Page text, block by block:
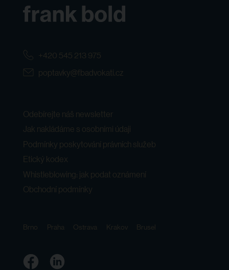
+420 545 213 975
poptavky@fbadvokati.cz
Odebírejte náš newsletter
Jak nakládáme s osobními údaji
Podmínky poskytování právních služeb
Etický kodex
Whistleblowing: jak podat oznámení
Obchodní podmínky
Brno Praha Ostrava Krakov Brusel